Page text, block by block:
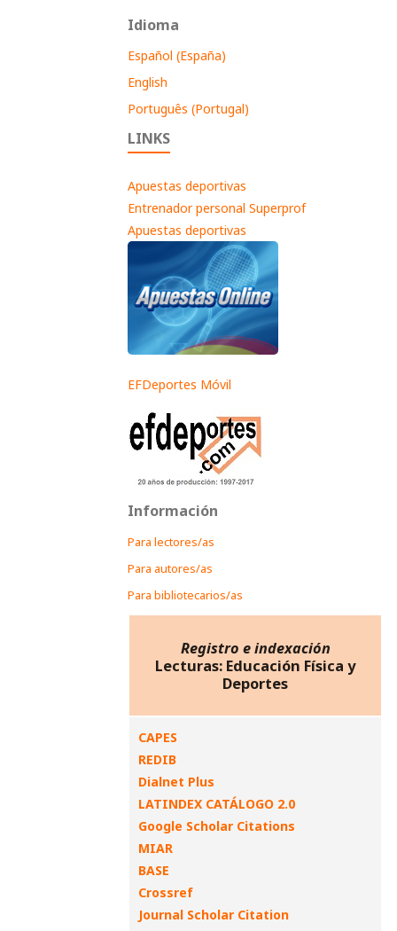
Idioma
Español (España)
English
Português (Portugal)
LINKS
Apuestas deportivas
Entrenador personal Superprof
Apuestas deportivas
EFDeportes Móvil
Información
Para lectores/as
Para autores/as
Para bibliotecarios/as
Registro e indexación
Lecturas: Educación Física y
Deportes
CAPES
REDIB
Dialnet Plus
LATINDEX CATÁLOGO 2.0
Google Scholar Citations
MIAR
BASE
Crossref
Journal Scholar Citation